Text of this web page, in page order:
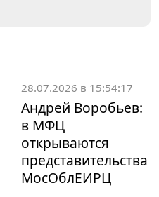
28.07.2026 в 15:54:17
Андрей Воробьев:
в МФЦ
открываются
представительства
МосОблЕИРЦ